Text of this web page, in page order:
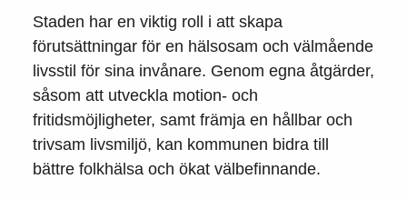
Staden har en viktig roll i att skapa
förutsättningar för en hälsosam och välmående
livsstil för sina invånare. Genom egna åtgärder,
såsom att utveckla motion- och
fritidsmöjligheter, samt främja en hållbar och
trivsam livsmiljö, kan kommunen bidra till
bättre folkhälsa och ökat välbefinnande.